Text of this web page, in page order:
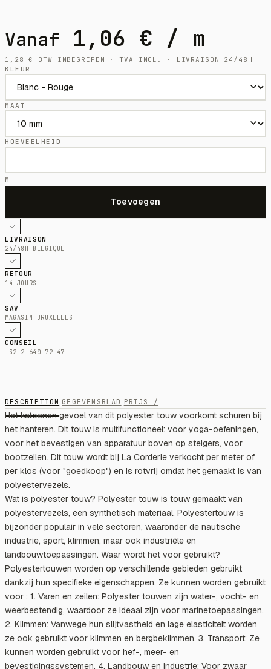
Vanaf 1,06 € / m
1,28€
BTW INBEGREPEN · TVA INCL. · LIVRAISON 24/48H
KLEUR
MAAT
HOEVEELHEID
M
LIVRAISON
24/48H BELGIQUE
RETOUR
14 JOURS
SAV
MAGASIN BRUXELLES
CONSEIL
+32 2 640 72 47
DESCRIPTION GEGEVENSBLAD PRIJS /
Het katoenen gevoel van dit polyester touw voorkomt schuren bij
het hanteren. Dit touw is multifunctioneel: voor yoga-oefeningen,
voor het bevestigen van apparatuur boven op steigers, voor
bootzeilen. Dit touw wordt bij La Corderie verkocht per meter of
per klos (voor "goedkoop") en is rotvrij omdat het gemaakt is van
polyestervezels.
Wat is polyester touw? Polyester touw is touw gemaakt van
polyestervezels, een synthetisch materiaal. Polyestertouw is
bijzonder populair in vele sectoren, waaronder de nautische
industrie, sport, klimmen, maar ook industriële en
landbouwtoepassingen. Waar wordt het voor gebruikt?
Polyestertouwen worden op verschillende gebieden gebruikt
dankzij hun specifieke eigenschappen. Ze kunnen worden gebruikt
voor : 1. Varen en zeilen: Polyester touwen zijn water-, vocht- en
weerbestendig, waardoor ze ideaal zijn voor marinetoepassingen.
2. Klimmen: Vanwege hun slijtvastheid en lage elasticiteit worden
ze ook gebruikt voor klimmen en bergbeklimmen. 3. Transport: Ze
kunnen worden gebruikt voor hef-, meer- en
bevestigingssystemen. 4. Landbouw en industrie: Voor zwaar